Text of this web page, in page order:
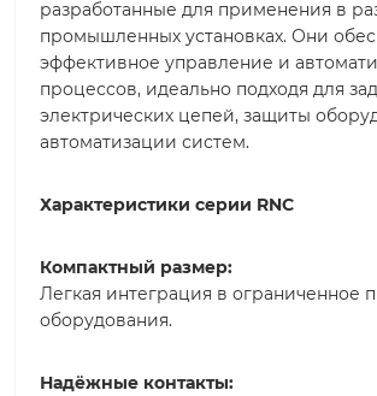
разработанные для применения в
промышленных установках. Они
эффективное управление и
процессов, идеально подходя для
электрических цепей, защиты
автоматизации систем.
Характеристики серии RNC
Компактный размер:
Легкая интеграция в ограниченное
оборудования.
Надёжные контакты: